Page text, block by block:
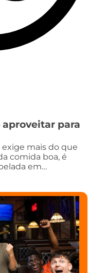
aproveitar para
mais do que
comida boa, é
em…